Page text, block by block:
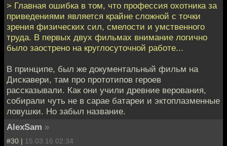
> Главная ошибка в том, что профессия охотника за
приведениями является крайне сложной с точки
зрения физических сил, смелости и умственного
труда. В первых двух фильмах внимание логично
было заострено на круглосуточной работе...
В принципе, был же документальный фильм на
Дискавери, там про прототипов героев
рассказывали. Как они учили древние верования,
собирали чуть не в сарае батареи и эктоплазменные
ловушки. Но забыл название.
AlexSam »
#30 | 15.03.16 02:34